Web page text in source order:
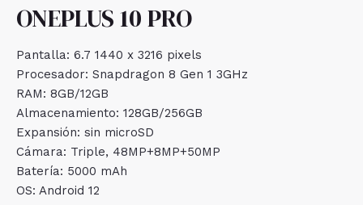
ONEPLUS 10 PRO
Pantalla: 6.7 1440 x 3216 pixels
Procesador: Snapdragon 8 Gen 1 3GHz
RAM: 8GB/12GB
Almacenamiento: 128GB/256GB
Expansión: sin microSD
Cámara: Triple, 48MP+8MP+50MP
Batería: 5000 mAh
OS: Android 12